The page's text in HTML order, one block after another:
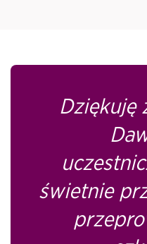
Dziękuję
świetnie